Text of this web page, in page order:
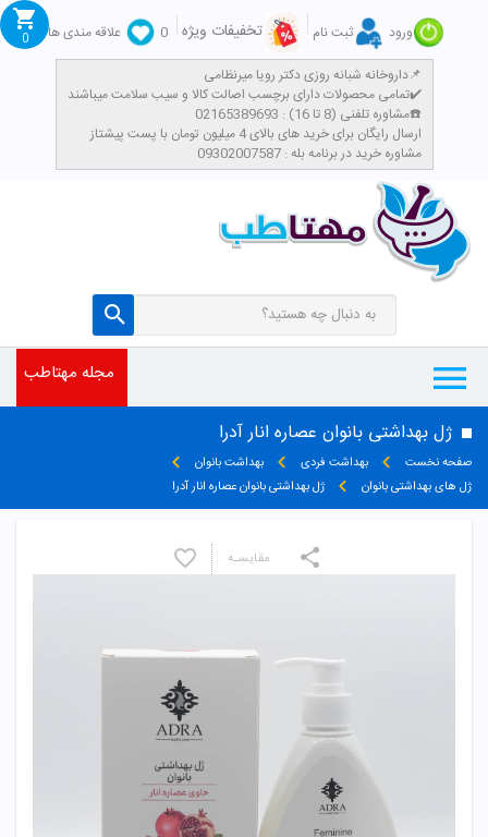
ورود ثبت نام تخفیفات ویژه 0
علاقه مندی ها
داروخانه شبانه روزی دکتر رویا میرنظامی📌
تمامی محصولات دارای برچسب اصالت کالا و سیب سلامت میباشند✔️
مشاوره تلفنی (8 تا 16) : 02165389693☎️
​ارسال رایگان برای خرید های بالای 4 میلیون تومان با پست پیشتاز
مشاوره خرید در برنامه بله : 09302007587
0
مجله مهتاطب
ژل بهداشتی بانوان عصاره انار آدرا
صفحه نخست بهداشت فردی
بهداشت بانوان
ژل های بهداشتی بانوان
ژل بهداشتی بانوان عصاره انار آدرا
مقایسـه